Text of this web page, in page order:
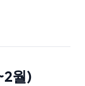
월)